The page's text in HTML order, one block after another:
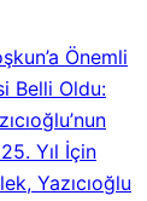
Önemli
Belli Oldu:
Yıl İçin
Yazıcıoğlu